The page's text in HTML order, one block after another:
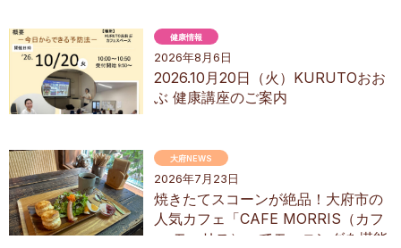
2026年8月6日
2026.10月20日（火）KURUTOおお
ぶ 健康講座のご案内
健康情報
2026年7月23日
焼きたてスコーンが絶品！大府市の
人気カフェ「CAFE MORRIS（カフ
ェ モーリス）」でモーニングを堪能
大府NEWS